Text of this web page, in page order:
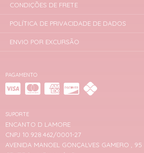
PAGAMENTO
SUPORTE
ENCANTO D LAMORE
CNPJ 10.928.462/0001-27
AVENIDA MANOEL GONÇALVES GAMERO , 95
CONDIÇÕES DE FRETE
POLÍTICA DE PRIVACIDADE DE DADOS
ENVIO POR EXCURSÃO